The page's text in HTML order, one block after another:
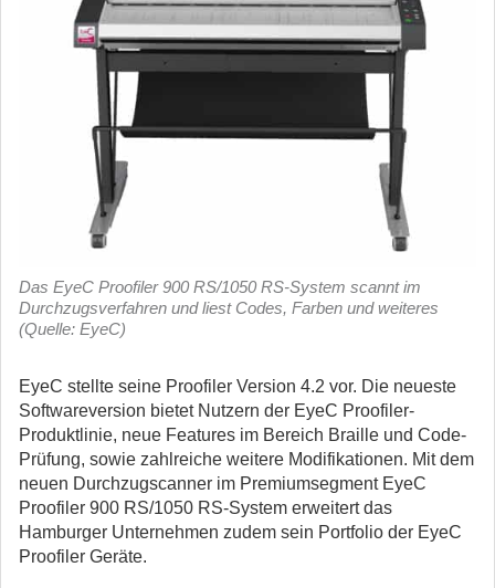
Das EyeC Proofiler 900 RS/1050 RS-System scannt im
Durchzugsverfahren und liest Codes, Farben und weiteres
(Quelle: EyeC)
EyeC stellte seine Proofiler Version 4.2 vor. Die neueste
Softwareversion bietet Nutzern der EyeC Proofiler-
Produktlinie, neue Features im Bereich Braille und Code-
Prüfung, sowie zahlreiche weitere Modifikationen. Mit dem
neuen Durchzugscanner im Premiumsegment EyeC
Proofiler 900 RS/1050 RS-System erweitert das
Hamburger Unternehmen zudem sein Portfolio der EyeC
Proofiler Geräte.